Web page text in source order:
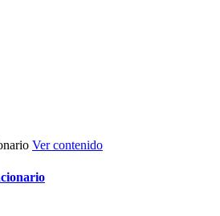
Ver contenido